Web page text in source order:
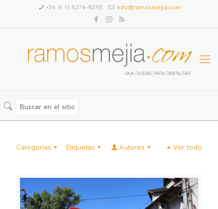
+54 9 11 6274-8295 info@ramosmejia.com
Categorías Etiquetas Autores Ver todo